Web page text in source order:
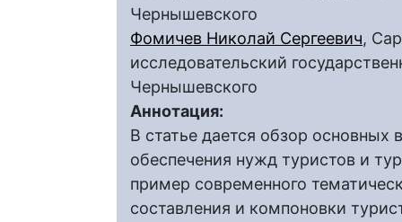
Чернышевского
Фомичев Николай Сергеевич,
исследовательский
Чернышевского
Аннотация:
В статье дается обзор основных
обеспечения нужд туристов и
пример современного
составления и компоновки